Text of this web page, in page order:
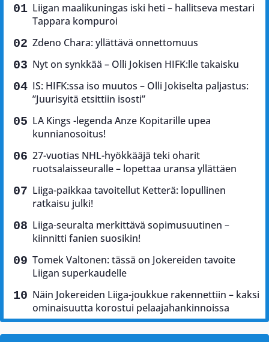
Liigan maalikuningas iski heti – hallitseva mestari
Tappara kompuroi
Zdeno Chara: yllättävä onnettomuus
Nyt on synkkää – Olli Jokisen HIFK:lle takaisku
IS: HIFK:ssa iso muutos – Olli Jokiselta paljastus:
”Juurisyitä etsittiin isosti”
LA Kings -legenda Anze Kopitarille upea
kunnianosoitus!
27-vuotias NHL-hyökkääjä teki oharit
ruotsalaisseuralle – lopettaa uransa yllättäen
Liiga-paikkaa tavoitellut Ketterä: lopullinen
ratkaisu julki!
Liiga-seuralta merkittävä sopimusuutinen –
kiinnitti fanien suosikin!
Tomek Valtonen: tässä on Jokereiden tavoite
Liigan superkaudelle
Näin Jokereiden Liiga-joukkue rakennettiin – kaksi
ominaisuutta korostui pelaajahankinnoissa